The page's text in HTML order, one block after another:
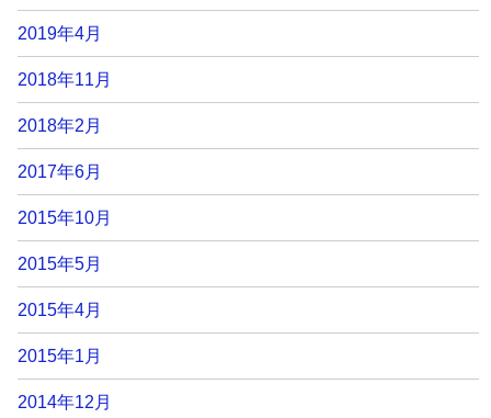
2019年4月
2018年11月
2018年2月
2017年6月
2015年10月
2015年5月
2015年4月
2015年1月
2014年12月